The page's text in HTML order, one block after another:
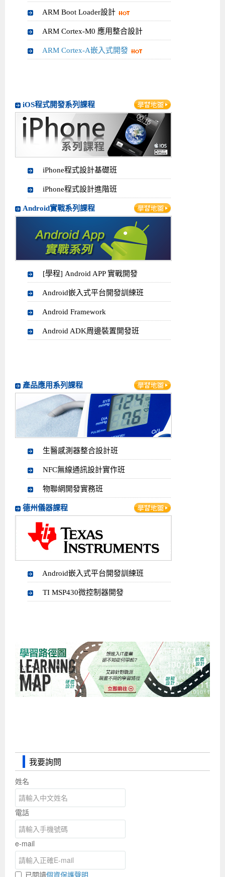
ARM Boot Loader設計
ARM Cortex-M0 應用整合設計
ARM Cortex-A嵌入式開發
iOS程式開發系列課程
iPhone程式設計基礎班
iPhone程式設計進階班
Android實戰系列課程
[學程] Android APP 實戰開發
Android嵌入式平台開發訓練班
Android Framework
Android ADK周邊裝置開發班
產品應用系列課程
生醫感測器整合設計班
NFC無線通訊設計實作班
物聯網開發實務班
德州儀器課程
Android嵌入式平台開發訓練班
TI MSP430微控制器開發
我要詢問
姓名
電話
e-mail
已閱讀個資保護聲明